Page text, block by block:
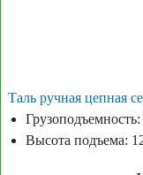
Таль ручная цепная
Грузоподъемность:
Высота подъема: